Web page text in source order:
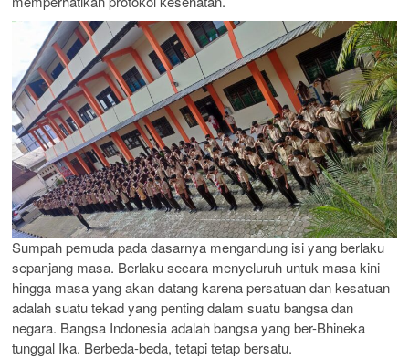
Sumpah pemuda pada dasarnya mengandung isi yang berlaku
sepanjang masa. Berlaku secara menyeluruh untuk masa kini
hingga masa yang akan datang karena persatuan dan kesatuan
adalah suatu tekad yang penting dalam suatu bangsa dan
negara. Bangsa Indonesia adalah bangsa yang ber-Bhineka
tunggal Ika. Berbeda-beda, tetapi tetap bersatu.